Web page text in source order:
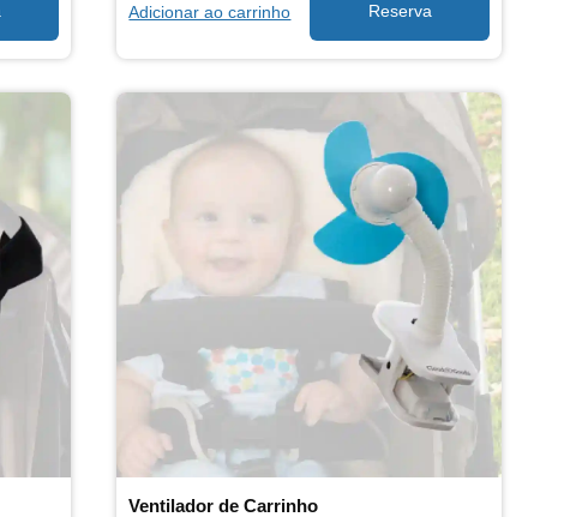
Adicionar ao carrinho
Ventilador de Carrinho